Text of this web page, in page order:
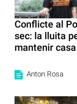
Conflicte al
sec: la lluita
mantenir
Anton Rosa